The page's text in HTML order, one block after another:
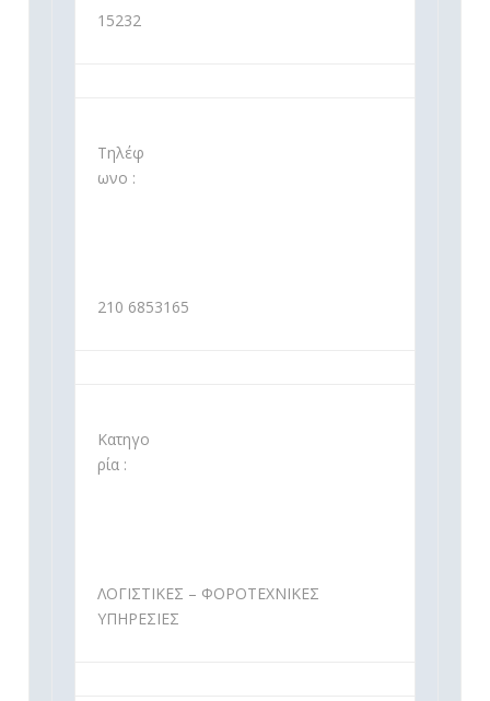
15232
Τηλέφ
ωνο :
210 6853165
Κατηγο
ρία :
ΛΟΓΙΣΤΙΚΕΣ – ΦΟΡΟΤΕΧΝΙΚΕΣ
ΥΠΗΡΕΣΙΕΣ